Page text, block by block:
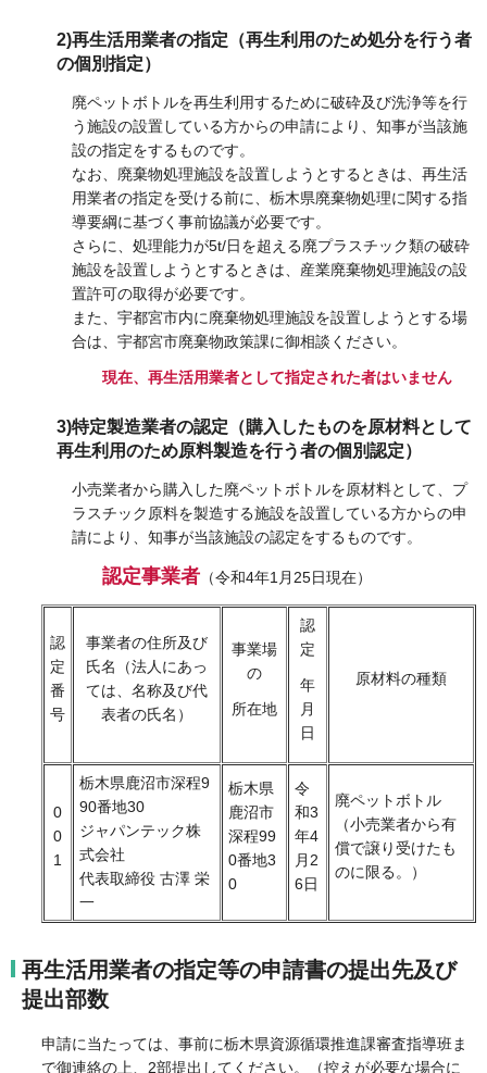
2)再生活用業者の指定（再生利用のため処分を行う者
の個別指定）
廃ペットボトルを再生利用するために破砕及び洗浄等を行
う施設の設置している方からの申請により、知事が当該施
設の指定をするものです。
なお、廃棄物処理施設を設置しようとするときは、再生活
用業者の指定を受ける前に、栃木県廃棄物処理に関する指
導要綱に基づく事前協議が必要です。
さらに、処理能力が5t/日を超える廃プラスチック類の破砕
施設を設置しようとするときは、産業廃棄物処理施設の設
置許可の取得が必要です。
また、宇都宮市内に廃棄物処理施設を設置しようとする場
合は、宇都宮市廃棄物政策課に御相談ください。
現在、再生活用業者として指定された者はいません
3)特定製造業者の認定（購入したものを原材料として
再生利用のため原料製造を行う者の個別認定）
小売業者から購入した廃ペットボトルを原材料として、プ
ラスチック原料を製造する施設を設置している方からの申
請により、知事が当該施設の認定をするものです。
認定事業者 （令和4年1月25日現在）
認
定
番
号
事業者の住所及び
氏名（法人にあっ
ては、名称及び代
表者の氏名）
事業場
の
所在地
認
定
年
月
日
原材料の種類
0
0
1
栃木県鹿沼市深程9
90番地30
ジャパンテック株
式会社
代表取締役 古澤 栄
一
栃木県
鹿沼市
深程99
0番地3
0
令
和3
年4
月2
6日
廃ペットボトル
（小売業者から有
償で譲り受けたも
のに限る。）
再生活用業者の指定等の申請書の提出先及び
提出部数
申請に当たっては、事前に栃木県資源循環推進課審査指導班ま
で御連絡の上、2部提出してください。（控えが必要な場合に